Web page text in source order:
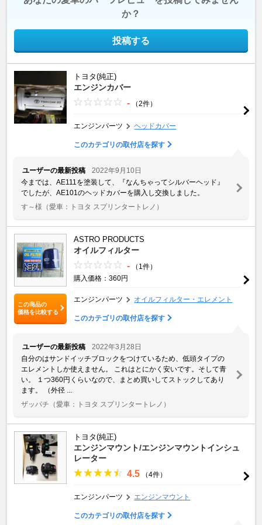
か？
投稿する
トヨタ(純正)
エンジンカバー
- （2件）
エンジンパーツ ヘッドカバー
このカテゴリの取付店を探す
ユーザーの最新投稿
2022年9月10日
今までは、AE111を塗装して、『なんちゃってシルバーヘッド』
でしたが、AE101のヘッドカバーを購入し交換しました。
す～様 （愛車：トヨタ スプリンタートレノ）
この商品の
価格を比較する
ASTRO PRODUCTS
オイルフィルター
-
（1件）
購入価格：360円
エンジンパーツ オイルフィルター・エレメント
このカテゴリの取付店を探す
ユーザーの最新投稿
2022年3月28日
自分のはサンドイッチブロックをつけているため、低頭タイプの
エレメントしか使えません。 これはとにかく安いです。そして青
い。 １つ360円くらいなので、まとめ買いしてストックしてあり
ます。 （外径 ...
ザッパチ （愛車：トヨタ スプリンタートレノ）
トヨタ(純正)
エンジンマウント/エンジンマウントインシュ
レーター
4.5 （4件）
エンジンパーツ エンジンマウント
このカテゴリの取付店を探す